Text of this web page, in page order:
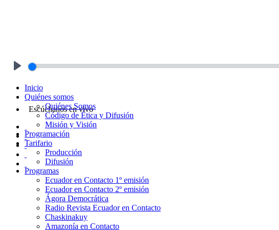
Escúchanos en vivo
Inicio
Quiénes somos
Quiénes Somos
Código de Ética y Difusión
Misión y Visión
Programación
Tarifario
Producción
Difusión
Programas
Ecuador en Contacto 1º emisión
Ecuador en Contacto 2º emisión
Ágora Democrática
Radio Revista Ecuador en Contacto
Chaskinakuy
Amazonía en Contacto